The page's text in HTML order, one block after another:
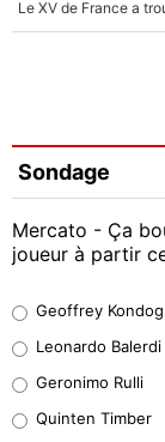
Sondage
Mercato - Ça
joueur à partir
38%
32%
Geoffrey
Leonardo Balerdi
Geronimo Rulli
Quinten Timber